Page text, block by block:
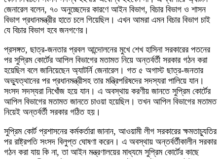
জেনারেল বলেন, ৭০ অনুচ্ছেদের কারণে আইন বিভাগ, বিচার বিভাগ ও শাসন
বিভাগ প্রধানমন্ত্রীর হাতে চলে গিয়েছিল। এখন আমরা এমন বিচার বিভাগ চাই
যে বিচার বিভাগ হবে জনগণের।
প্রসঙ্গত, ছাত্র-জনতার প্রবল আন্দোলনের মুখে শেখ হাসিনা সরকারের পতনের
পর সুপ্রিম কোর্টের আপিল বিভাগের মতামত নিয়ে অন্তর্বর্তী সরকার গঠন করা
হয়েছিল বলে জানিয়েছেন অ্যাটর্নি জেনারেল। গত ৫ অগাস্ট ছাত্র-জনতার
অভ্যুত্থানের পর প্রধানমন্ত্রীসহ তার মন্ত্রিপরিষদের সদস্যরা পালিয়ে যান।
সংসদ সদস্যরা নিখোঁজ হয়ে যান। এ অবস্থায় করণীয় জানতে সুপ্রিম কোর্টের
আপিল বিভাগের মতামত জানতে চাওয়া হয়েছিল। তখন আপিল বিভাগের মতামত
নিয়েই অন্তর্বর্তী সরকার গঠিত হয়।
সুপ্রিম কোর্ট প্রশাসনের কর্মকর্তারা জানান, আওয়ামী লীগ সরকারের ক্ষমতাচ্যুতির
পর রাষ্ট্রপতি সংসদ বিলুপ্ত ঘোষণা করেন। এ অবস্থায় অন্তর্বর্তীকালীন সরকার
গঠন করা যায় কি না, তা আইন মন্ত্রণালয়ের মাধ্যমে সুপ্রিম কোর্টের কাছে